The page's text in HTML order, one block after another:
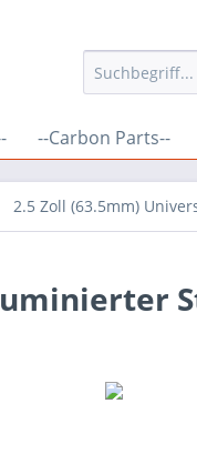
--Carbon Parts--
2.5 Zoll (63.5mm)